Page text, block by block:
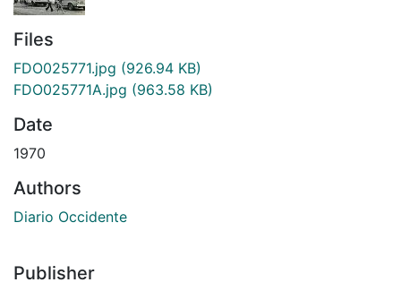
Files
FDO025771.jpg (926.94 KB)
FDO025771A.jpg (963.58 KB)
Date
1970
Authors
Diario Occidente
Publisher